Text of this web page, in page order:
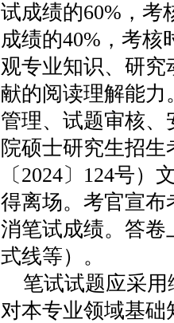
试成绩的60%，考
成绩的40%，考核
观专业知识、研
献的阅读理解能力
管理、试题审核
院硕士研究生招
〔2024〕124号
得离场。考官宣布
消笔试成绩。答卷
式线等）。
笔试试题应采
对本专业领域基础